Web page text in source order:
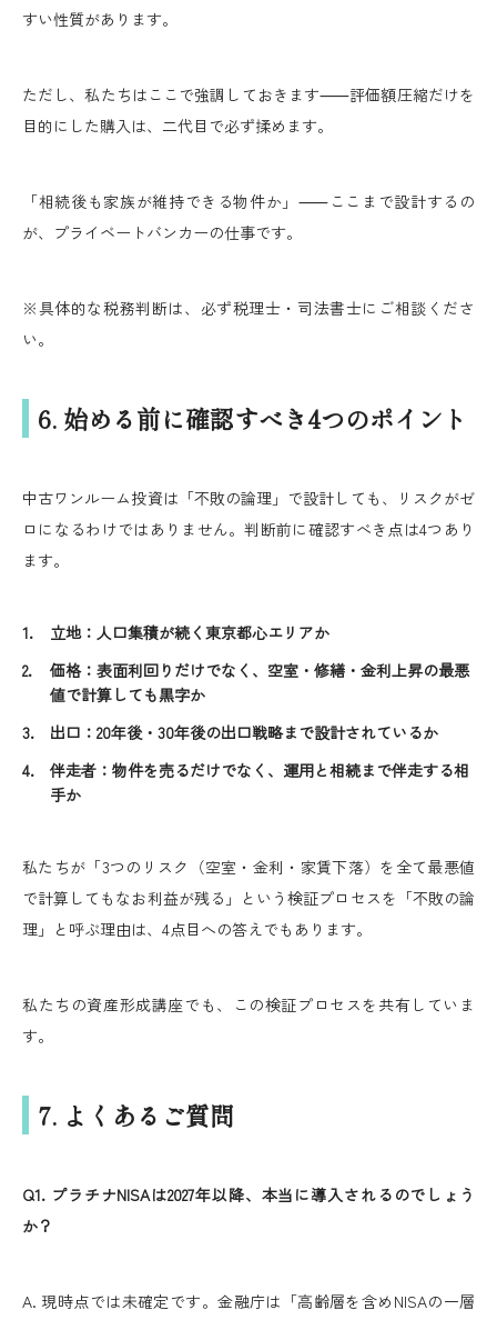
すい性質があります。
ただし、私たちはここで強調しておきます⸺評価額圧縮だけを
目的にした購入は、二代目で必ず揉めます。
「相続後も家族が維持できる物件か」⸺ここまで設計するの
が、プライベートバンカーの仕事です。
※具体的な税務判断は、必ず税理士・司法書士にご相談くださ
い。
6. 始める前に確認すべき4つのポイント
中古ワンルーム投資は「不敗の論理」で設計しても、リスクがゼ
ロになるわけではありません。判断前に確認すべき点は4つあり
ます。
立地：人口集積が続く東京都心エリアか
価格：表面利回りだけでなく、空室・修繕・金利上昇の最悪
値で計算しても黒字か
出口：20年後・30年後の出口戦略まで設計されているか
伴走者：物件を売るだけでなく、運用と相続まで伴走する相
手か
私たちが「3つのリスク（空室・金利・家賃下落）を全て最悪値
で計算してもなお利益が残る」という検証プロセスを「不敗の論
理」と呼ぶ理由は、4点目への答えでもあります。
私たちの資産形成講座でも、この検証プロセスを共有していま
す。
7. よくあるご質問
Q1. プラチナNISAは2027年以降、本当に導入されるのでしょう
か？
A. 現時点では未確定です。金融庁は「高齢層を含めNISAの一層